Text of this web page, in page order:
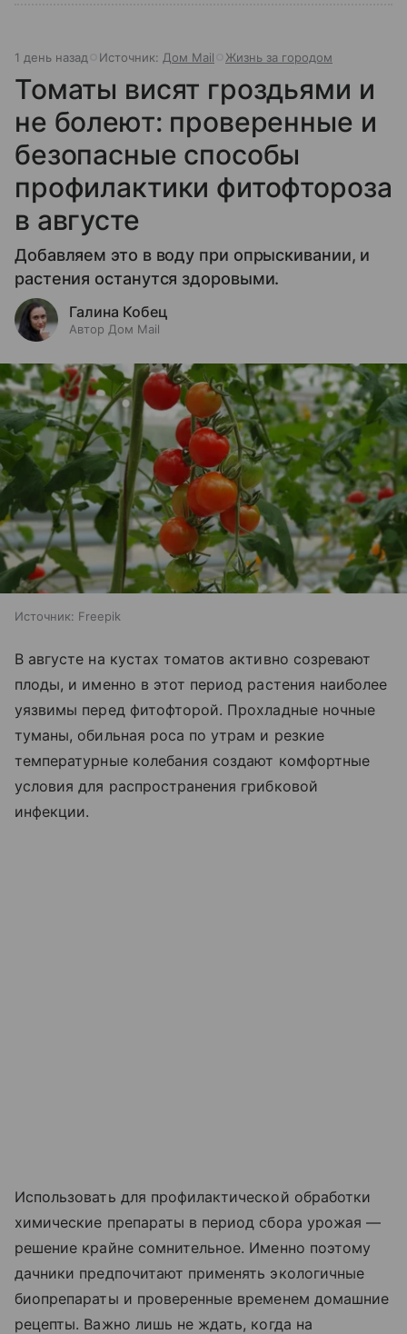
1 день назад Источник: Дом Mail Жизнь за городом
Томаты висят гроздьями и
не болеют: проверенные и
безопасные способы
профилактики фитофтороза
в августе
Добавляем это в воду при опрыскивании, и
растения останутся здоровыми.
Галина Кобец
Автор Дом Mail
Источник: Freepik
В августе на кустах томатов активно созревают
плоды, и именно в этот период растения наиболее
уязвимы перед фитофторой. Прохладные ночные
туманы, обильная роса по утрам и резкие
температурные колебания создают комфортные
условия для распространения грибковой
инфекции.
Использовать для профилактической обработки
химические препараты в период сбора урожая —
решение крайне сомнительное. Именно поэтому
дачники предпочитают применять экологичные
биопрепараты и проверенные временем домашние
рецепты. Важно лишь не ждать, когда на